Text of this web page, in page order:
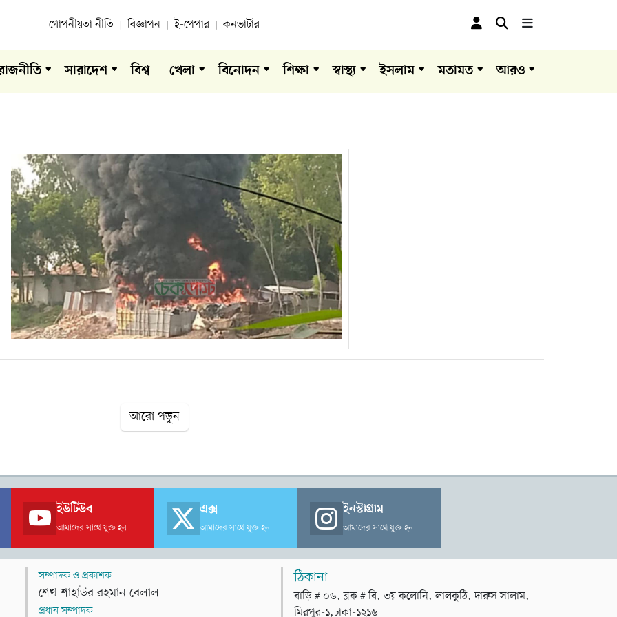
গোপনীয়তা নীতি বিজ্ঞাপন ই-পেপার কনভার্টার
সারাদেশ বিশ্ব খেলা বিনোদন শিক্ষা স্বাস্থ্য ইসলাম মতামত আরও
আরো পড়ুন
ইউটিউব
আমাদের সাথে যুক্ত হন
এক্স
আমাদের সাথে যুক্ত হন
ইনস্টাগ্রাম
আমাদের সাথে যুক্ত হন
সম্পাদক ও প্রকাশক
শেখ শাহাউর রহমান বেলাল
প্রধান সম্পাদক
ঠিকানা
বাড়ি # ০৬, ব্লক # বি, ৩য় কলোনি, লালকুঠি, দারুস সালাম,
মিরপুর-১,ঢাকা-১২১৬